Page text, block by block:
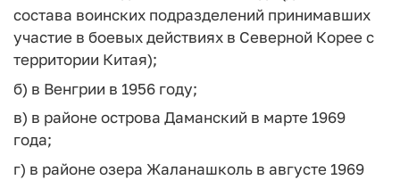
состава воинских подразделений принимавших
участие в боевых действиях в Северной Корее с
территории Китая);
б) в Венгрии в 1956 году;
в) в районе острова Даманский в марте 1969
года;
г) в районе озера Жаланашколь в августе 1969